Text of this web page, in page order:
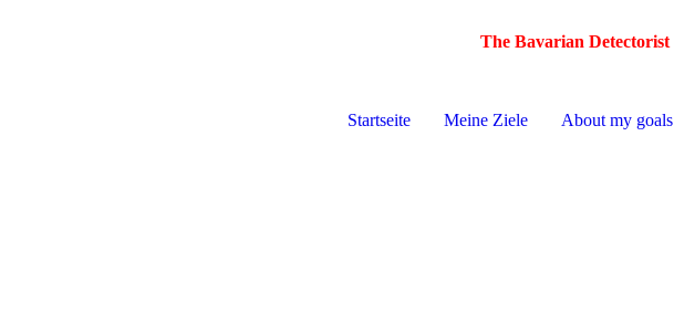
The Bavarian Detectorist
Startseite Meine Ziele About my goals